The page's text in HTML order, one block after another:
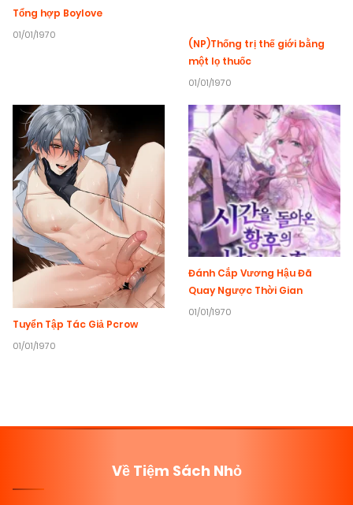
Tổng hợp Boylove
01/01/1970
(NP)Thống trị thế giới bằng
một lọ thuốc
01/01/1970
Tuyển Tập Tác Giả Pcrow
01/01/1970
Đánh Cắp Vương Hậu Đã
Quay Ngược Thời Gian
01/01/1970
Về Tiệm Sách Nhỏ